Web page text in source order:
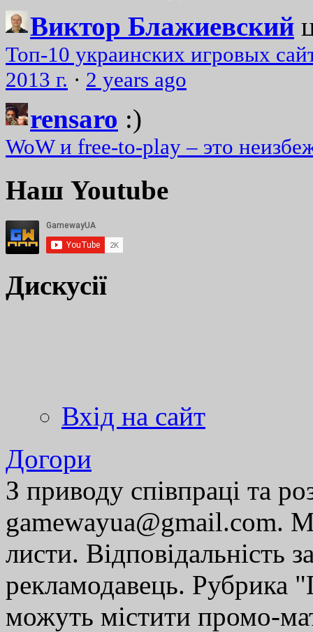
Виктор Блажиевский
Топ-10 украинских игровых
2013 г. · 2 years ago
rensaro :)
WoW и free-to-play – это
Наш Youtube
Дискусії
Вхід на сайт
Догори
З приводу співпраці та
gamewayua@gmail.com.
листи. Відповідальність
рекламодавець. Рубрика
можуть містити промо-